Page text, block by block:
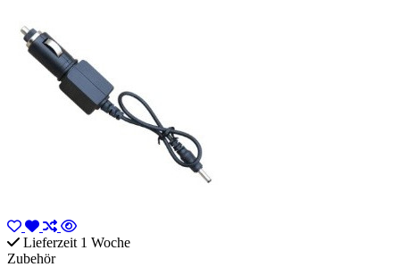
Lieferzeit 1 Woche
Zubehör